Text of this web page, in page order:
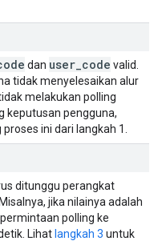
dan user code valid.
tidak menyelesaikan alur
melakukan polling
keputusan pengguna,
ini dari langkah 1.
ditunggu perangkat
jika nilainya adalah
polling ke
Lihat langkah 3 untuk